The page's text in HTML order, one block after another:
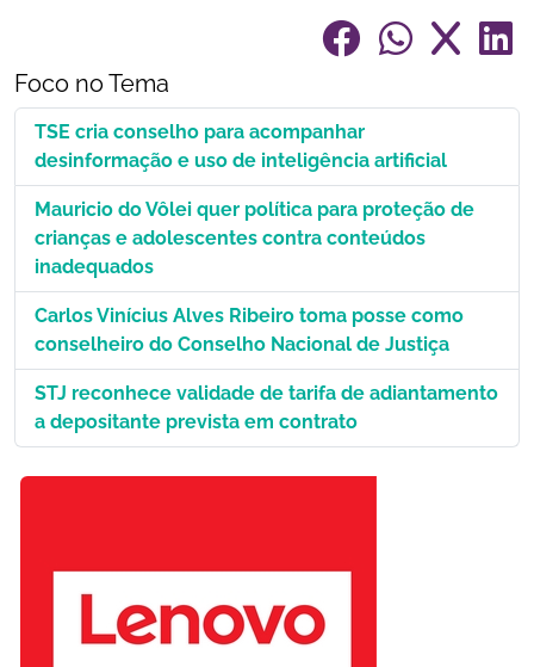
Foco no Tema
TSE cria conselho para acompanhar
desinformação e uso de inteligência artificial
Mauricio do Vôlei quer política para proteção de
crianças e adolescentes contra conteúdos
inadequados
Carlos Vinícius Alves Ribeiro toma posse como
conselheiro do Conselho Nacional de Justiça
STJ reconhece validade de tarifa de adiantamento
a depositante prevista em contrato